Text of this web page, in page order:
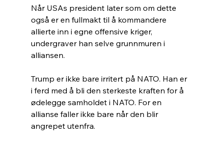
Når USAs president later som om dette
også er en fullmakt til å kommandere
allierte inn i egne offensive kriger,
undergraver han selve grunnmuren i
alliansen.
Trump er ikke bare irritert på NATO. Han er
i ferd med å bli den sterkeste kraften for å
ødelegge samholdet i NATO. For en
allianse faller ikke bare når den blir
angrepet utenfra.